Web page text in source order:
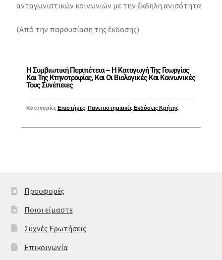
ανταγωνιστικών κοινωνιών με την έκδηλη ανισότητα.
(Από την παρουσίαση της έκδοσης)
Η Συμβιωτική Περιπέτεια – Η Καταγωγή Της Γεωργίας
Και Της Κτηνοτροφίας, Και Οι Βιολογικές Και Κοινωνικές
Τους Συνέπειες
Κατηγορίες Επιστήμες, Πανεπιστημιακές Εκδόσεις Κρήτης
Προσφορές
Ποιοι είμαστε
Συχνές Ερωτήσεις
Επικοινωνία